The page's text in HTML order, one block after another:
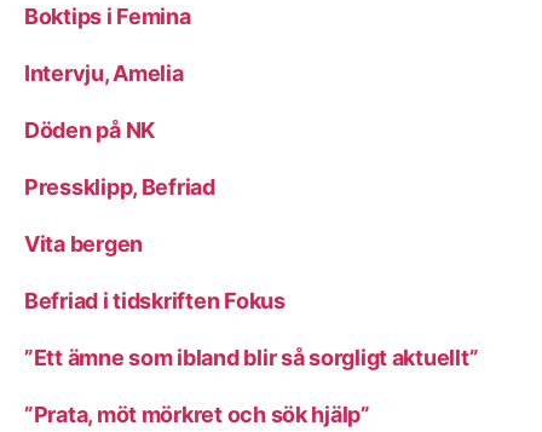
Boktips i Femina
Intervju, Amelia
Döden på NK
Pressklipp, Befriad
Vita bergen
Befriad i tidskriften Fokus
”Ett ämne som ibland blir så sorgligt aktuellt”
”Prata, möt mörkret och sök hjälp”